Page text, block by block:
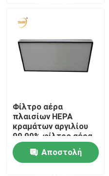
Προϊόντα
Βίντεο
Σχετικά με εμάς
Γύρος εργοστασίων
Φίλτρο αέρα
πλαισίων HEPA
κραμάτων αργιλίου
99,99% φίλτρο αέρα
ULPA
Αποστολή